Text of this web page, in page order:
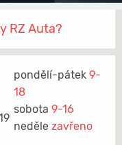
RZ Auta?
pondělí-pátek 9-
18
sobota 9-16
neděle zavřeno